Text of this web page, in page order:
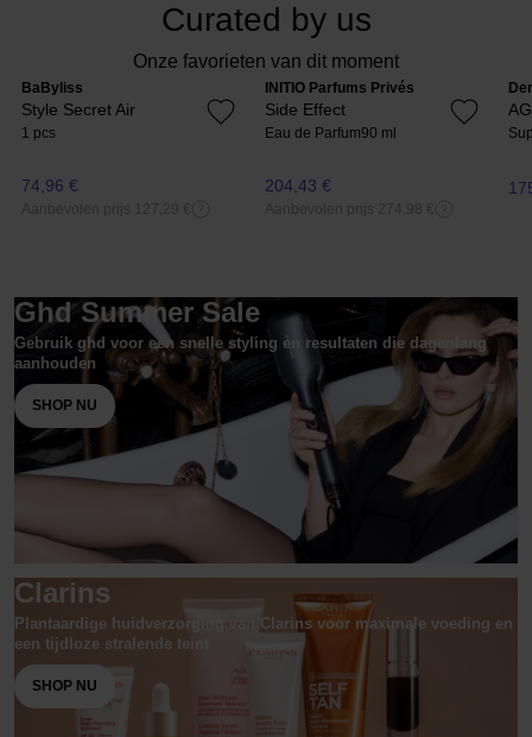
Curated by us
Onze favorieten van dit moment
BaByliss
Style Secret Air
1 pcs
74,96 €
Aanbevolen prijs 127,29 €
INITIO Parfums Privés
Side Effect
Eau de Parfum90 ml
204,43 €
Aanbevolen prijs 274,98 €
Ghd Summer Sale
Gebruik ghd voor een snelle styling en resultaten die dagenlang
aanhouden
SHOP NU
Clarins
Plantaardige huidverzorging van Clarins voor maximale voeding en
een tijdloze stralende teint
SHOP NU